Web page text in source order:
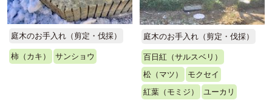
庭木のお手入れ（剪定・伐採）
柿（カキ） サンショウ
庭木のお手入れ（剪定・伐採）
百日紅（サルスベリ）
松（マツ）
モクセイ
紅葉（モミジ）
ユーカリ